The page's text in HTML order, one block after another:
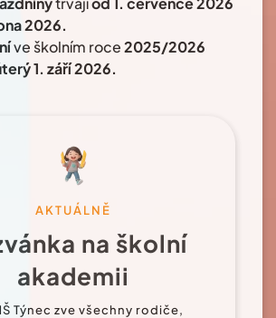
2026.
ve školním roce2025/2026
1. září 2026.
AKTUÁLNĚ
na školní
akademii
Týnec zve všechny rodiče,